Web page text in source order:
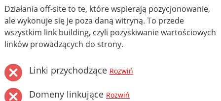
Działania off-site to te, które wspierają pozycjonowanie,
ale wykonuje się je poza daną witryną. To przede
wszystkim link building, czyli pozyskiwanie wartościowych
linków prowadzących do strony.
Linki przychodzące Rozwiń
Domeny linkujące Rozwiń